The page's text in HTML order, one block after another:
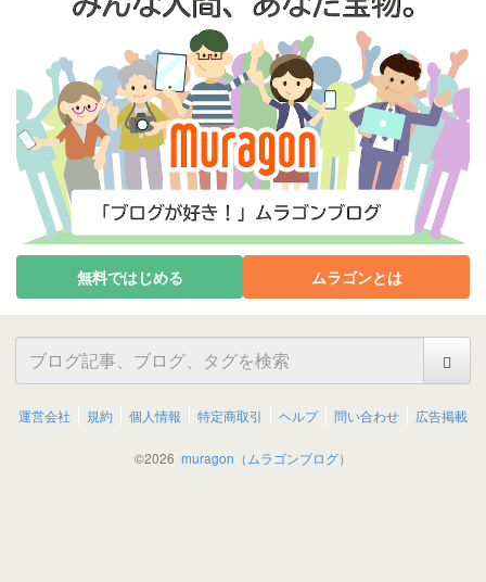
無料ではじめる ムラゴンとは
運営会社 規約 個人情報 特定商取引 ヘルプ 問い合わせ 広告掲載
©2026 muragon（ムラゴンブログ）